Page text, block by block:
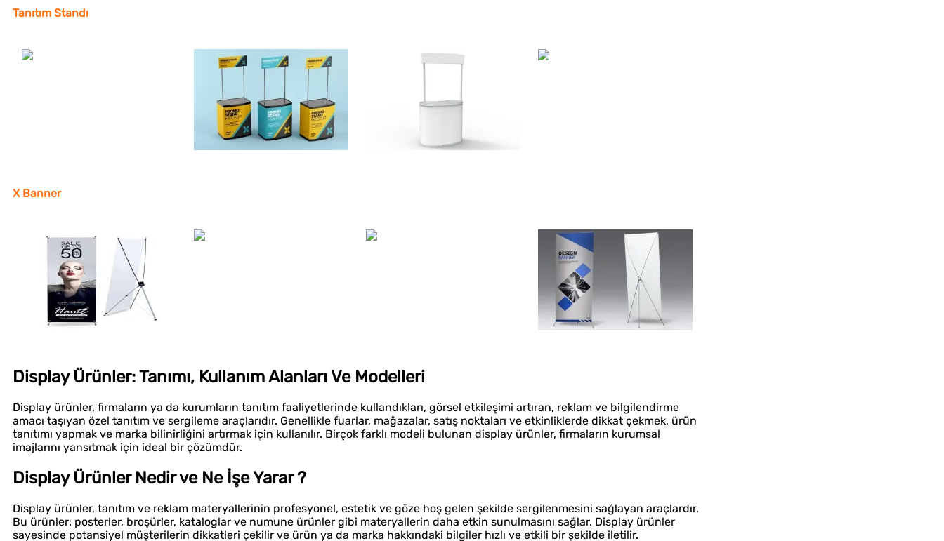
Tanıtım Standı
X Banner
Display Ürünler: Tanımı, Kullanım Alanları Ve Modelleri
Display ürünler, firmaların ya da kurumların tanıtım faaliyetlerinde kullandıkları, görsel etkileşimi artıran, reklam ve bilgilendirme
amacı taşıyan özel tanıtım ve sergileme araçlarıdır. Genellikle fuarlar, mağazalar, satış noktaları ve etkinliklerde dikkat çekmek, ürün
tanıtımı yapmak ve marka bilinirliğini artırmak için kullanılır. Birçok farklı modeli bulunan display ürünler, firmaların kurumsal
imajlarını yansıtmak için ideal bir çözümdür.
Display Ürünler Nedir ve Ne İşe Yarar ?
Display ürünler, tanıtım ve reklam materyallerinin profesyonel, estetik ve göze hoş gelen şekilde sergilenmesini sağlayan araçlardır.
Bu ürünler; posterler, broşürler, kataloglar ve numune ürünler gibi materyallerin daha etkin sunulmasını sağlar. Display ürünler
sayesinde potansiyel müşterilerin dikkatleri çekilir ve ürün ya da marka hakkındaki bilgiler hızlı ve etkili bir şekilde iletilir.